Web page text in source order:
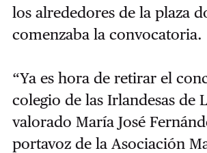
los alrededores de la plaza
comenzaba la convocatoria.
“Ya es hora de retirar el
colegio de las Irlandesas de
valorado María José
portavoz de la Asociación